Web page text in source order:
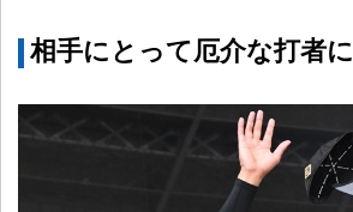
相手にとって厄介な打者に